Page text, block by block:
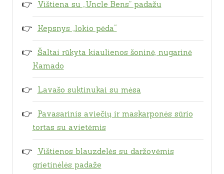
Vištiena su „Uncle Bens” padažu
Kepsnys „lokio pėda“
Šaltai rūkyta kiaulienos šoninė, nugarinė
Kamado
Lavašo suktinukai su mėsa
Pavasarinis aviečių ir maskarponės sūrio
tortas su avietėmis
Vištienos blauzdelės su daržovėmis
grietinėlės padaže